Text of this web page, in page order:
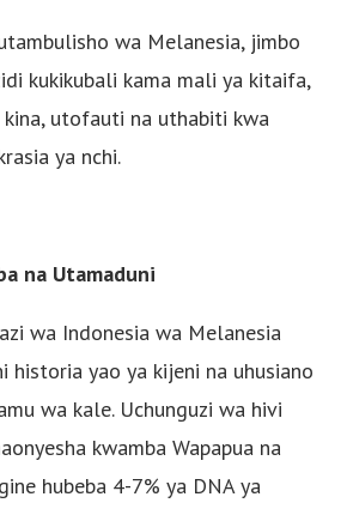
wa Melanesia, jimbo
kukikubali kama mali ya kitaifa,
kina, utofauti na uthabiti kwa
ya nchi.
na Utamaduni
wa Indonesia wa Melanesia
historia yao ya kijeni na uhusiano
wa kale. Uchunguzi wa hivi
kwamba Wapapua na
hubeba 4-7% ya DNA ya